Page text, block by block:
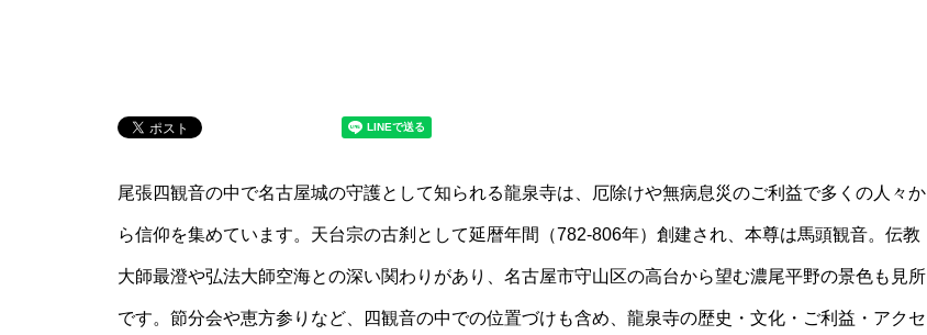
尾張四観音の中で名古屋城の守護として知られる龍泉寺は、厄除けや無病息災のご利益で多くの人々か
ら信仰を集めています。天台宗の古刹として延暦年間（782‐806年）創建され、本尊は馬頭観音。伝教
大師最澄や弘法大師空海との深い関わりがあり、名古屋市守山区の高台から望む濃尾平野の景色も見所
です。節分会や恵方参りなど、四観音の中での位置づけも含め、龍泉寺の歴史・文化・ご利益・アクセ